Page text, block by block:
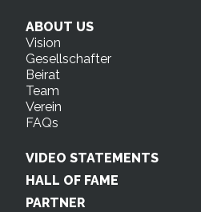
ABOUT US
Vision
Gesellschafter
Beirat
Team
Verein
FAQs
VIDEO STATEMENTS
HALL OF FAME
PARTNER